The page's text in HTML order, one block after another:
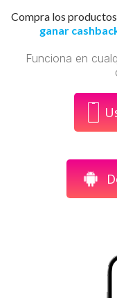
Compra los
ganar
Funciona en